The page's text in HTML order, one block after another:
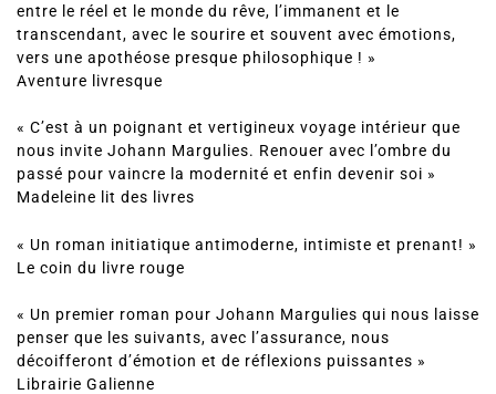
entre le réel et le monde du rêve, l’immanent et le
transcendant, avec le sourire et souvent avec émotions,
vers une apothéose presque philosophique ! »
Aventure livresque
« C’est à un poignant et vertigineux voyage intérieur que
nous invite Johann Margulies. Renouer avec l’ombre du
passé pour vaincre la modernité et enfin devenir soi »
Madeleine lit des livres
« Un roman initiatique antimoderne, intimiste et prenant! »
Le coin du livre rouge
« Un premier roman pour Johann Margulies qui nous laisse
penser que les suivants, avec l’assurance, nous
décoifferont d’émotion et de réflexions puissantes »
Librairie Galienne